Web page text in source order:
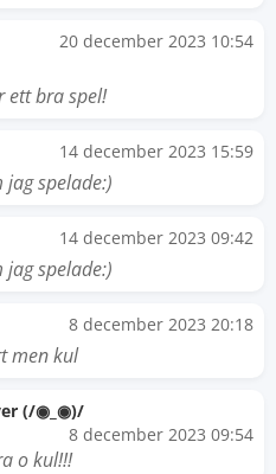
20 december 2023 10:54
ett bra spel!
14 december 2023 15:59
spelade:)
14 december 2023 09:42
spelade:)
8 december 2023 20:18
men kul
(/◉_◉)/
8 december 2023 09:54
o kul!!!